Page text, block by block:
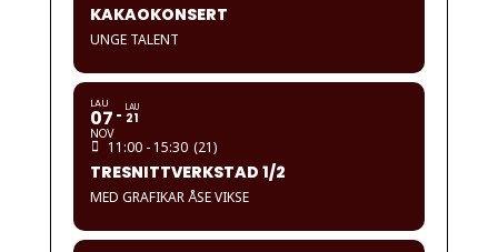
KAKAOKONSERT
UNGE TALENT
LAU
07
NOV
LAU
21
11:00 - 15:30 (21)
TRESNITTVERKSTAD 1/2
MED GRAFIKAR ÅSE VIKSE